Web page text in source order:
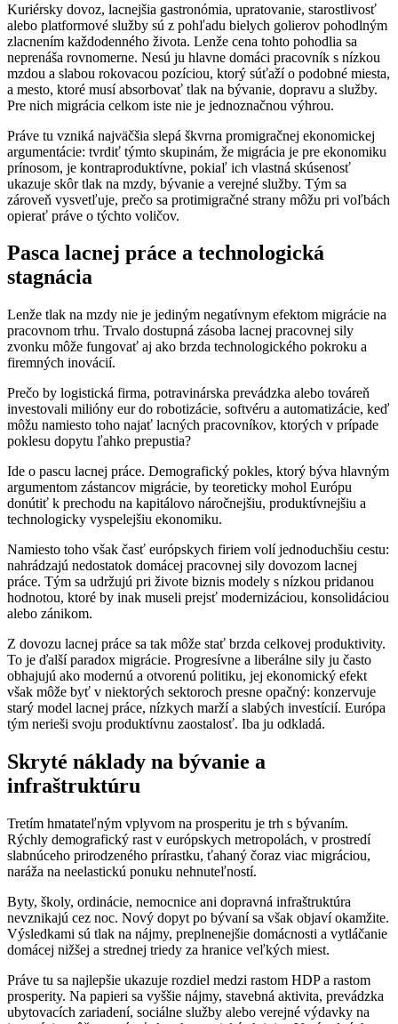
Kuriérsky dovoz, lacnejšia gastronómia, upratovanie, starostlivosť
alebo platformové služby sú z pohľadu bielych golierov pohodlným
zlacnením každodenného života. Lenže cena tohto pohodlia sa
neprenáša rovnomerne. Nesú ju hlavne domáci pracovník s nízkou
mzdou a slabou rokovacou pozíciou, ktorý súťaží o podobné miesta,
a mesto, ktoré musí absorbovať tlak na bývanie, dopravu a služby.
Pre nich migrácia celkom iste nie je jednoznačnou výhrou.
Práve tu vzniká najväčšia slepá škvrna promigračnej ekonomickej
argumentácie: tvrdiť týmto skupinám, že migrácia je pre ekonomiku
prínosom, je kontraproduktívne, pokiaľ ich vlastná skúsenosť
ukazuje skôr tlak na mzdy, bývanie a verejné služby. Tým sa
zároveň vysvetľuje, prečo sa protimigračné strany môžu pri voľbách
opierať práve o týchto voličov.
Pasca lacnej práce a technologická
stagnácia
Lenže tlak na mzdy nie je jediným negatívnym efektom migrácie na
pracovnom trhu. Trvalo dostupná zásoba lacnej pracovnej sily
zvonku môže fungovať aj ako brzda technologického pokroku a
firemných inovácií.
Prečo by logistická firma, potravinárska prevádzka alebo továreň
investovali milióny eur do robotizácie, softvéru a automatizácie, keď
môžu namiesto toho najať lacných pracovníkov, ktorých v prípade
poklesu dopytu ľahko prepustia?
Ide o pascu lacnej práce. Demografický pokles, ktorý býva hlavným
argumentom zástancov migrácie, by teoreticky mohol Európu
donútiť k prechodu na kapitálovo náročnejšiu, produktívnejšiu a
technologicky vyspelejšiu ekonomiku.
Namiesto toho však časť európskych firiem volí jednoduchšiu cestu:
nahrádzajú nedostatok domácej pracovnej sily dovozom lacnej
práce. Tým sa udržujú pri živote biznis modely s nízkou pridanou
hodnotou, ktoré by inak museli prejsť modernizáciou, konsolidáciou
alebo zánikom.
Z dovozu lacnej práce sa tak môže stať brzda celkovej produktivity.
To je ďalší paradox migrácie. Progresívne a liberálne sily ju často
obhajujú ako modernú a otvorenú politiku, jej ekonomický efekt
však môže byť v niektorých sektoroch presne opačný: konzervuje
starý model lacnej práce, nízkych marží a slabých investícií. Európa
tým nerieši svoju produktívnu zaostalosť. Iba ju odkladá.
Skryté náklady na bývanie a
infraštruktúru
Tretím hmatateľným vplyvom na prosperitu je trh s bývaním.
Rýchly demografický rast v európskych metropolách, v prostredí
slabnúceho prirodzeného prírastku, ťahaný čoraz viac migráciou,
naráža na neelastickú ponuku nehnuteľností.
Byty, školy, ordinácie, nemocnice ani dopravná infraštruktúra
nevznikajú cez noc. Nový dopyt po bývaní sa však objaví okamžite.
Výsledkami sú tlak na nájmy, preplnenejšie domácnosti a vytláčanie
domácej nižšej a strednej triedy za hranice veľkých miest.
Práve tu sa najlepšie ukazuje rozdiel medzi rastom HDP a rastom
prosperity. Na papieri sa vyššie nájmy, stavebná aktivita, prevádzka
ubytovacích zariadení, sociálne služby alebo verejné výdavky na